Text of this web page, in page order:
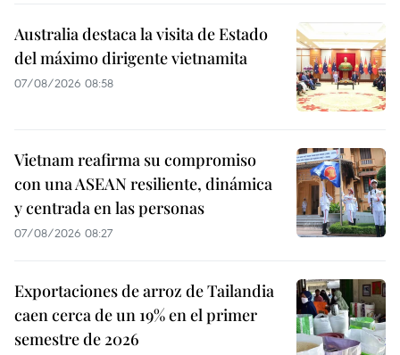
Australia destaca la visita de Estado
del máximo dirigente vietnamita
07/08/2026 08:58
Vietnam reafirma su compromiso
con una ASEAN resiliente, dinámica
y centrada en las personas
07/08/2026 08:27
Exportaciones de arroz de Tailandia
caen cerca de un 19% en el primer
semestre de 2026